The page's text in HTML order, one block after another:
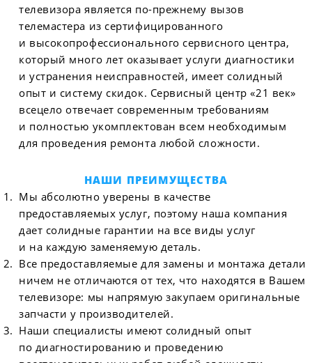
телевизора является по-прежнему вызов
телемастера из сертифицированного
и высокопрофессионального сервисного центра,
который много лет оказывает услуги диагностики
и устранения неисправностей, имеет солидный
опыт и систему скидок. Сервисный центр «21 век»
всецело отвечает современным требованиям
и полностью укомплектован всем необходимым
для проведения ремонта любой сложности.
НАШИ ПРЕИМУЩЕСТВА
Мы абсолютно уверены в качестве
предоставляемых услуг, поэтому наша компания
дает солидные гарантии на все виды услуг
и на каждую заменяемую деталь.
Все предоставляемые для замены и монтажа детали
ничем не отличаются от тех, что находятся в Вашем
телевизоре: мы напрямую закупаем оригинальные
запчасти у производителей.
Наши специалисты имеют солидный опыт
по диагностированию и проведению